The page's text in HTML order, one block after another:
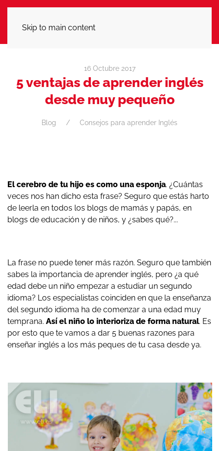
Skip to main content
16 Octubre 2017
5 ventajas de aprender inglés
desde muy pequeño
Blog Consejos para aprender Inglés
El cerebro de tu hijo es como una esponja. ¿Cuántas
veces nos han dicho esta frase? Seguro que estás harto
de leerla en todos los blogs de mamás y papás, en
blogs de educación y de niños, y ¿sabes qué?...
La frase no puede tener más razón. Seguro que también
sabes la importancia de aprender inglés, pero ¿a qué
edad debe un niño empezar a estudiar un segundo
idioma? Los especialistas coinciden en que la enseñanza
del segundo idioma ha de comenzar a una edad muy
temprana. Así el niño lo interioriza de forma natural. Es
por esto que te vamos a dar 5 buenas razones para
enseñar inglés a los más peques de tu casa desde ya.